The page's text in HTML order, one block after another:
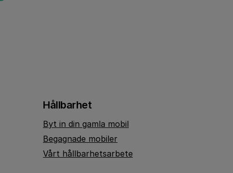
Hållbarhet
Byt in din gamla mobil
Begagnade mobiler
Vårt hållbarhetsarbete